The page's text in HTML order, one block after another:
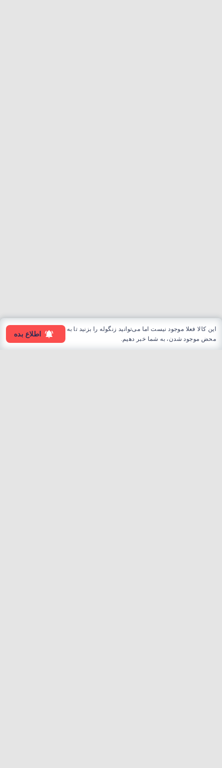
این کالا فعلا موجود نیست اما می‌توانید زنگوله را بزنید تا به
محض موجود شدن، به شما خبر دهیم.
اطلاع بده